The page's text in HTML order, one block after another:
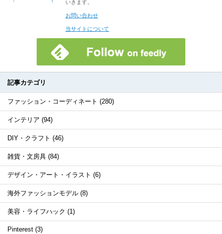
いきます。
お問い合わせ
当サイトについて
記事カテゴリ
ファッション・コーディネート (280)
インテリア (94)
DIY・クラフト (46)
雑貨・文房具 (84)
デザイン・アート・イラスト (6)
海外ファッションモデル (8)
美容・ライフハック (1)
Pinterest (3)